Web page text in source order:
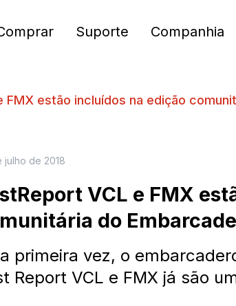
Suporte Companhia
FMX estão incluídos na edição
julho de 2018
VCL e FMX
do
primeira vez, o
Report VCL e FMX já são